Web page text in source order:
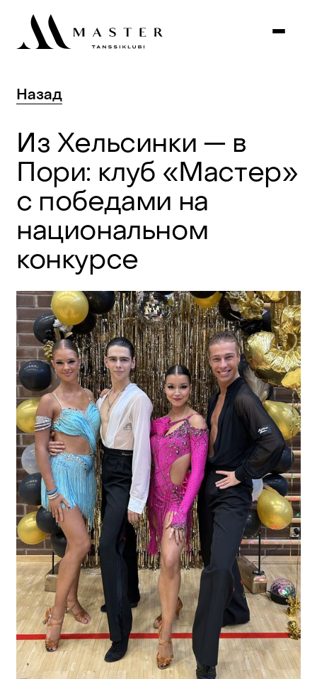
Назад
Из Хельсинки — в
Пори: клуб «Мастер»
с победами на
национальном
конкурсе